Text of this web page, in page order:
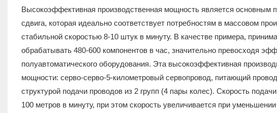
Высокоэффективная производственная мощность является
сдвига, которая идеально соответствует потребностям в массовом
стабильной скоростью 8-10 штук в минуту. В качестве примера,
обрабатывать 480-600 компонентов в час, значительно превосходя
полуавтоматического оборудования. Эта высокоэффективная
мощности: серво-серво-5-километровый сервопровод, питающий
структурой подачи проводов из 2 групп (4 пары колес). Скорость
100 метров в минуту, при этом скорость увеличивается при